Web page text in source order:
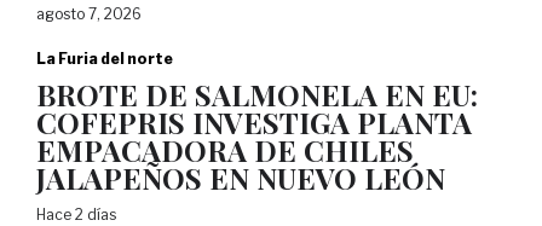
agosto 7, 2026
La Furia del norte
BROTE DE SALMONELA EN EU:
COFEPRIS INVESTIGA PLANTA
EMPACADORA DE CHILES
JALAPEÑOS EN NUEVO LEÓN
Hace 2 días